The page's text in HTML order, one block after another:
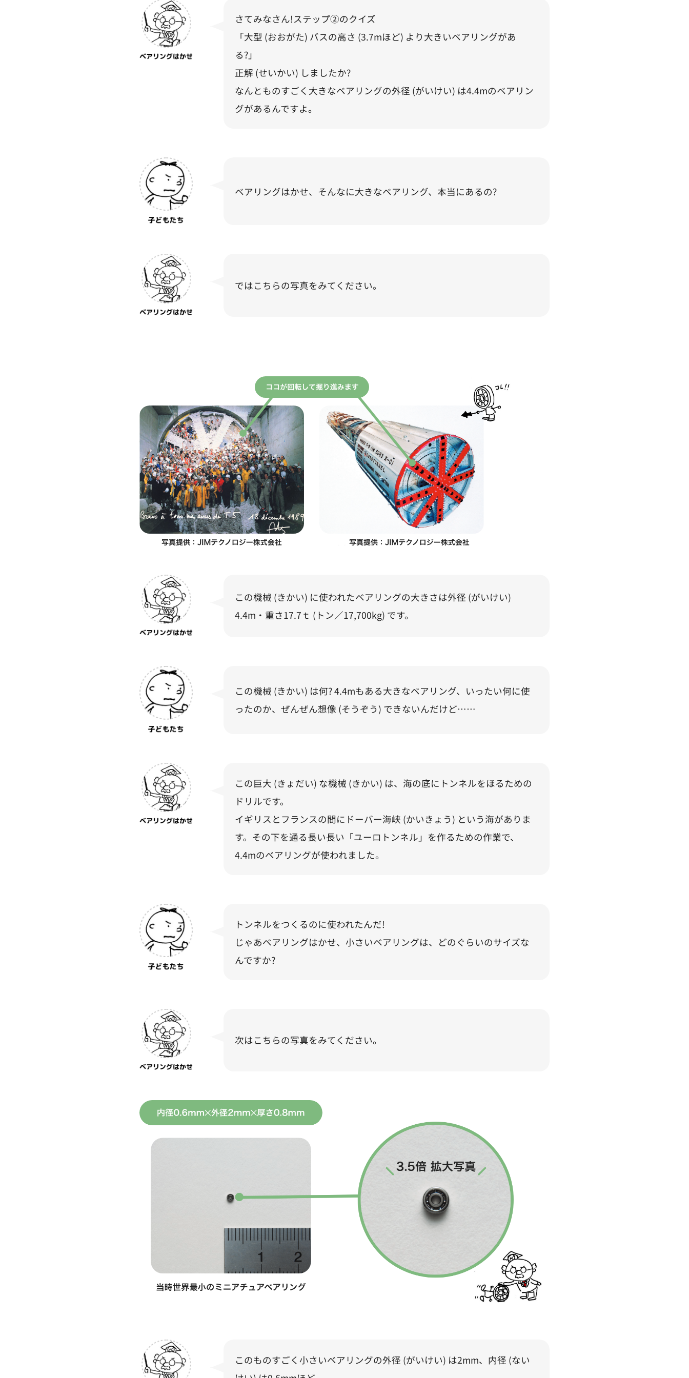
さてみなさん!ステップ②のクイズ
「大型 (おおがた) バスの高さ (3.7mほど) より大きいベアリングがあ
る?」
正解 (せいかい) しましたか?
なんとものすごく大きなベアリングの外径 (がいけい) は4.4mのベアリン
グがあるんですよ。
ベアリングはかせ、そんなに大きなベアリング、本当にあるの?
ではこちらの写真をみてください。
この機械 (きかい) に使われたベアリングの大きさは外径 (がいけい)
4.4m・重さ17.7ｔ (トン／17,700kg) です。
この機械 (きかい) は何? 4.4mもある大きなベアリング、いったい何に使
ったのか、ぜんぜん想像 (そうぞう) できないんだけど……
この巨大 (きょだい) な機械 (きかい) は、海の底にトンネルをほるための
ドリルです。
イギリスとフランスの間にドーバー海峡 (かいきょう) という海がありま
す。その下を通る長い長い「ユーロトンネル」を作るための作業で、
4.4mのベアリングが使われました。
トンネルをつくるのに使われたんだ!
じゃあベアリングはかせ、小さいベアリングは、どのぐらいのサイズな
んですか?
次はこちらの写真をみてください。
このものすごく小さいベアリングの外径 (がいけい) は2mm、内径 (ない